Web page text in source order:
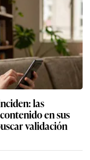
las
en sus
validación